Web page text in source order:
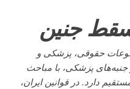
جنین
حقوقی، پزشکی و
پزشکی، با مباحث
دارد. در قوانین ایران،